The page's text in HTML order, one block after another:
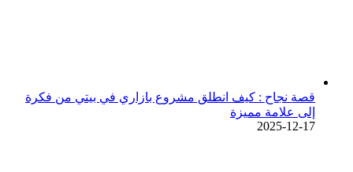
قصة نجاح : كيف انطلق مشروع بازاري في بيتي من فكرة
إلى علامة مميزة
2025-12-17